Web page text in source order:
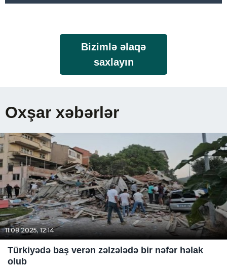
Bizimlə əlaqə
saxlayın
Oxşar xəbərlər
11.08.2025, 12:14
Türkiyədə baş verən zəlzələdə bir nəfər həlak
olub